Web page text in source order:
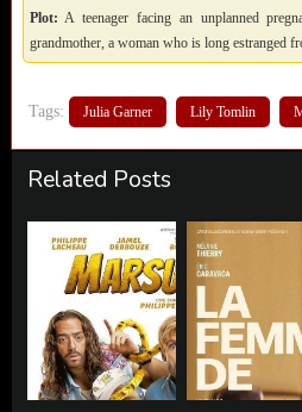
Plot: A teenager facing an unplanned
grandmother, a woman who is long estranged
Tags: Julia Garner Lily Tomlin
Related Posts